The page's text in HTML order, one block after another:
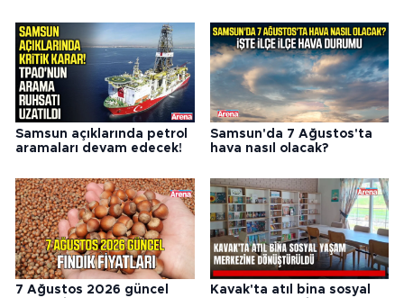
Samsun açıklarında petrol
aramaları devam edecek!
Samsun'da 7 Ağustos'ta
hava nasıl olacak?
7 Ağustos 2026 güncel Kavak'ta atıl bina sosyal